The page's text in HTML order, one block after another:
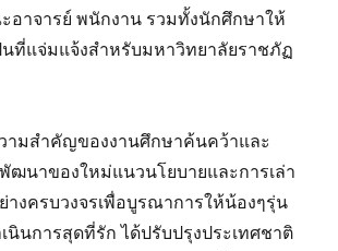
อาจารย์ พนักงาน รวมทั้งนักศึกษาให้
นที่แจ่มแจ้งสำหรับมหาวิทยาลัยราชภัฏ
วามสำคัญของงานศึกษาค้นคว้าและ
ฒนาของใหม่แนวนโยบายและการเล่า
างครบวงจรเพื่อบูรณาการให้น้องๆรุ่น
นินการสุดที่รัก ได้ปรับปรุงประเทศชาติ